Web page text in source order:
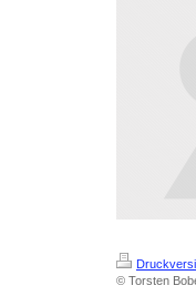
© Torsten